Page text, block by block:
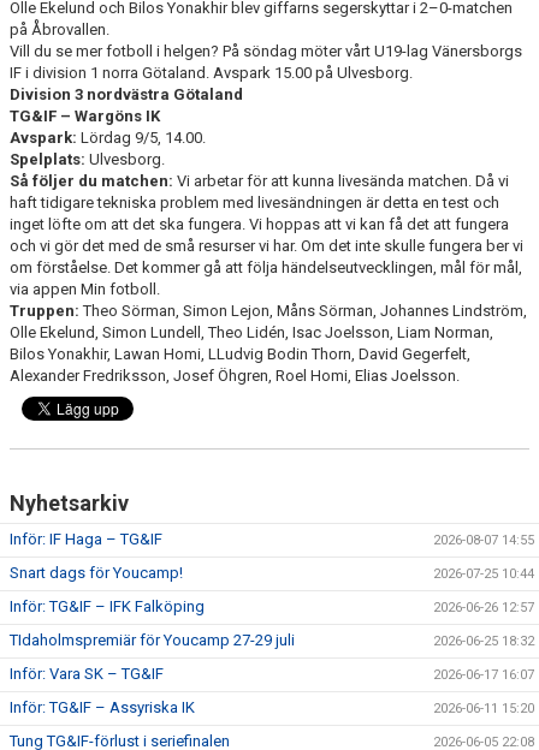
Olle Ekelund och Bilos Yonakhir blev giffarns segerskyttar i 2–0-matchen
på Åbrovallen.
Vill du se mer fotboll i helgen? På söndag möter vårt U19-lag Vänersborgs
IF i division 1 norra Götaland. Avspark 15.00 på Ulvesborg.
Division 3 nordvästra Götaland
TG&IF – Wargöns IK
Avspark: Lördag 9/5, 14.00.
Spelplats: Ulvesborg.
Så följer du matchen: Vi arbetar för att kunna livesända matchen. Då vi
haft tidigare tekniska problem med livesändningen är detta en test och
inget löfte om att det ska fungera. Vi hoppas att vi kan få det att fungera
och vi gör det med de små resurser vi har. Om det inte skulle fungera ber vi
om förståelse. Det kommer gå att följa händelseutvecklingen, mål för mål,
via appen Min fotboll.
Truppen:Theo Sörman, Simon Lejon, Måns Sörman, Johannes Lindström,
Olle Ekelund, Simon Lundell, Theo Lidén, Isac Joelsson, Liam Norman,
Bilos Yonakhir, Lawan Homi, LLudvig Bodin Thorn, David Gegerfelt,
Alexander Fredriksson, Josef Öhgren, Roel Homi, Elias Joelsson.
Nyhetsarkiv
Inför: IF Haga – TG&IF 2026-08-07 14:55
Snart dags för Youcamp! 2026-07-25 10:44
Inför: TG&IF – IFK Falköping 2026-06-26 12:57
TIdaholmspremiär för Youcamp 27-29 juli 2026-06-25 18:32
Inför: Vara SK – TG&IF 2026-06-17 16:07
Inför: TG&IF – Assyriska IK 2026-06-11 15:20
Tung TG&IF-förlust i seriefinalen 2026-06-05 22:08